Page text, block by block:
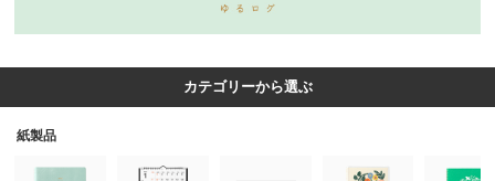
カテゴリーから選ぶ
紙製品